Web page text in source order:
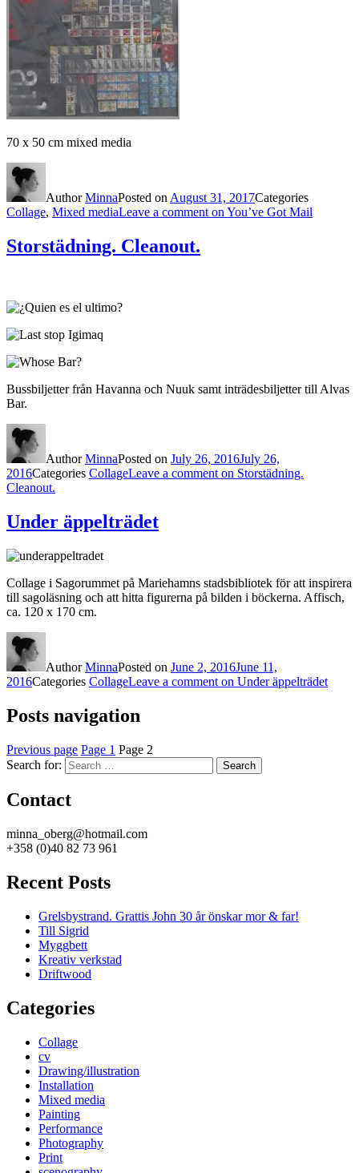
70 x 50 cm mixed media
AuthorMinnaPosted on August 31, 2017Categories
Collage, Mixed mediaLeave a comment on You’ve Got Mail
Storstädning. Cleanout.
Bussbiljetter från Havanna och Nuuk samt inträdesbiljetter till Alvas
Bar.
AuthorMinnaPosted on July 26, 2016July 26,
2016Categories CollageLeave a comment on Storstädning.
Cleanout.
Under äppelträdet
Collage i Sagorummet på Mariehamns stadsbibliotek för att inspirera
till sagoläsning och att hitta figurerna på bilden i böckerna. Affisch,
ca. 120 x 170 cm.
AuthorMinnaPosted on June 2, 2016June 11,
2016Categories CollageLeave a comment on Under äppelträdet
Posts navigation
Previous page Page 1 Page 2
Search for:
Search
Contact
minna_oberg@hotmail.com
+358 (0)40 82 73 961
Recent Posts
Grelsbystrand. Grattis John 30 år önskar mor & far!
Till Sigrid
Myggbett
Kreativ verkstad
Driftwood
Categories
Collage
cv
Drawing/illustration
Installation
Mixed media
Painting
Performance
Photography
Print